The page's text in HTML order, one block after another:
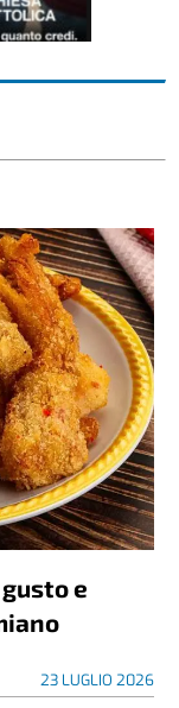
e
23 LUGLIO 2026